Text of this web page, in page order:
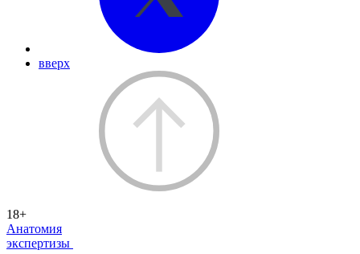
вверх
18+
Анатомия
экспертизы